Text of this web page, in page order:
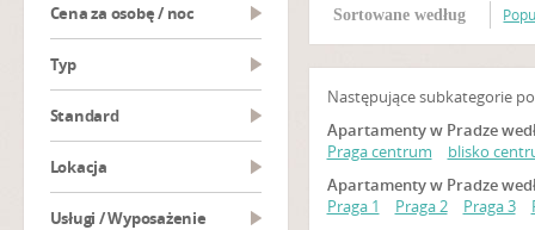
Cena za osobę / noc
Typ
Standard
Lokacja
Usługi / Wyposażenie
Sortowane według
Następujące subkategorie
Apartamenty w Pradze
Praga centrum
blisko
Apartamenty w Pradze
Praga 1
Praga 2 Praga 3